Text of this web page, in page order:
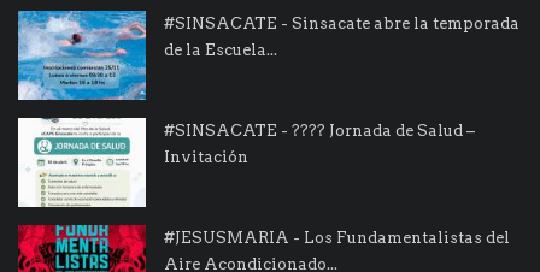
#SINSACATE - Sinsacate abre la temporada
de la Escuela...
#SINSACATE - ???? Jornada de Salud –
Invitación
#JESUSMARIA - Los Fundamentalistas del
Aire Acondicionado...